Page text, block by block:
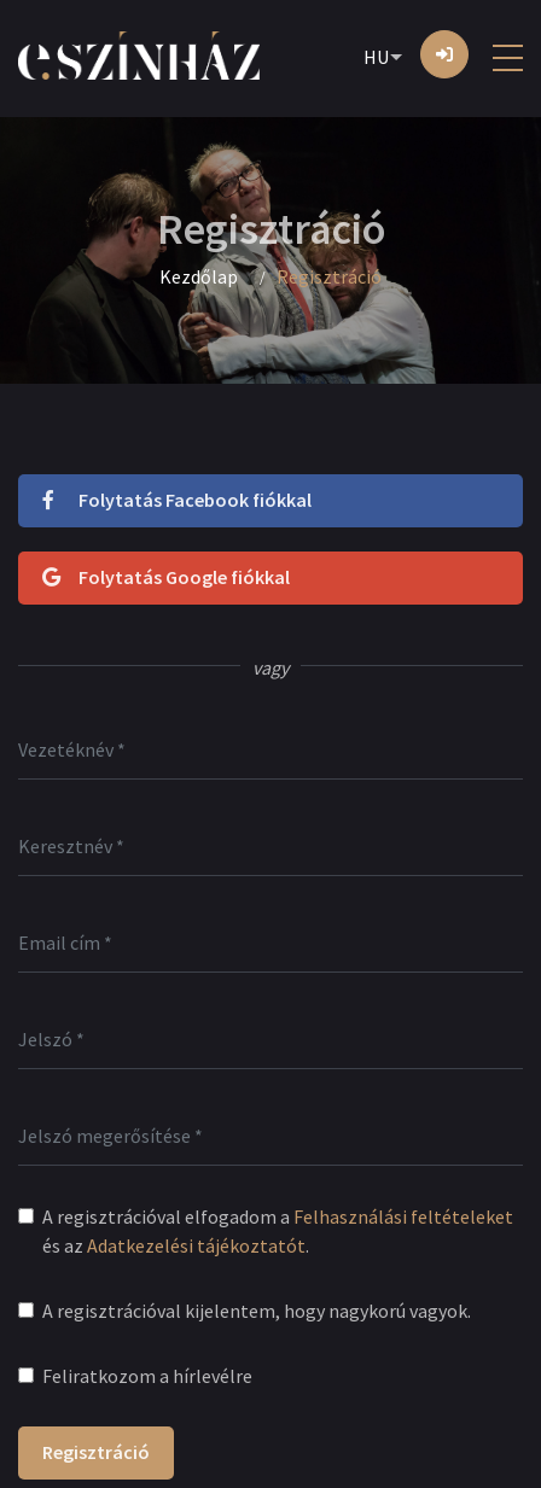
HU
Regisztráció
Kezdőlap Regisztráció
Folytatás Facebook fiókkal
Folytatás Google fiókkal
vagy
A regisztrációval elfogadom a Felhasználási feltételeket
és az Adatkezelési tájékoztatót.
A regisztrációval kijelentem, hogy nagykorú vagyok.
Feliratkozom a hírlevélre
Regisztráció